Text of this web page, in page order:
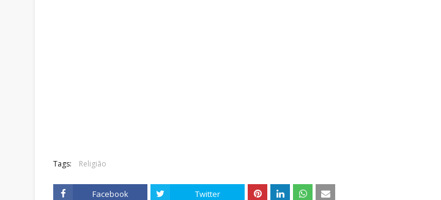
Tags: Religião
Facebook Twitter